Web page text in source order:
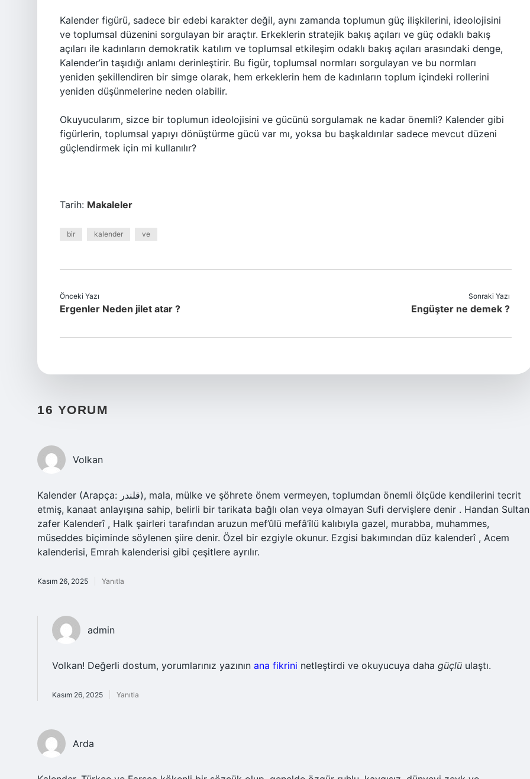
Kalender figürü, sadece bir edebi karakter değil, aynı zamanda toplumun güç ilişkilerini, ideolojisini
ve toplumsal düzenini sorgulayan bir araçtır. Erkeklerin stratejik bakış açıları ve güç odaklı bakış
açıları ile kadınların demokratik katılım ve toplumsal etkileşim odaklı bakış açıları arasındaki denge,
Kalender’in taşıdığı anlamı derinleştirir. Bu figür, toplumsal normları sorgulayan ve bu normları
yeniden şekillendiren bir simge olarak, hem erkeklerin hem de kadınların toplum içindeki rollerini
yeniden düşünmelerine neden olabilir.
Okuyucularım, sizce bir toplumun ideolojisini ve gücünü sorgulamak ne kadar önemli? Kalender gibi
figürlerin, toplumsal yapıyı dönüştürme gücü var mı, yoksa bu başkaldırılar sadece mevcut düzeni
güçlendirmek için mi kullanılır?
Tarih: Makaleler
bir kalender ve
Önceki Yazı
Ergenler Neden jilet atar ?
Sonraki Yazı
Engüşter ne demek ?
16 YORUM
Volkan
Kalender (Arapça: قلندر), mala, mülke ve şöhrete önem vermeyen, toplumdan önemli ölçüde kendilerini tecrit
etmiş, kanaat anlayışına sahip, belirli bir tarikata bağlı olan veya olmayan Sufi dervişlere denir . Handan Sultan
zafer Kalenderî , Halk şairleri tarafından aruzun mef’ûlü mefâ’îlü kalıbıyla gazel, murabba, muhammes,
müseddes biçiminde söylenen şiire denir. Özel bir ezgiyle okunur. Ezgisi bakımından düz kalenderî , Acem
kalenderisi, Emrah kalenderisi gibi çeşitlere ayrılır.
Kasım 26, 2025 Yanıtla
admin
Volkan! Değerli dostum, yorumlarınız yazının ana fikrini netleştirdi ve okuyucuya daha güçlü ulaştı.
Kasım 26, 2025 Yanıtla
Arda